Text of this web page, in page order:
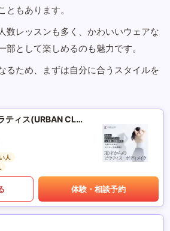
ともあります。
数レッスンも多く、かわいいウェアな
部として楽しめるのも魅力です。
るため、まずは自分に合うスタイルを
アーバンクラシックピラティス(URBAN CLASSIC PILATES)
人
体験・相談予約